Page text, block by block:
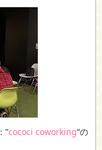
”cococi coworking“の